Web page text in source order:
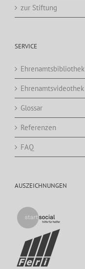
zur Stiftung
SERVICE
Ehrenamtsbibliothek
Ehrenamtsvideothek
Glossar
Referenzen
FAQ
AUSZEICHNUNGEN